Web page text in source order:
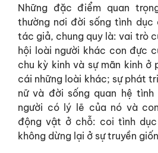
Những đặc điểm quan
thường nơi đời sống tình dục
tác giả, chung quy là: vai trò
hội loài người khác con đực
chu kỳ kinh và sự mãn kinh ở
cái những loài khác; sự phát
nữ và đời sống quan hệ
người có lý lẽ của nó và
động vật ở chỗ: coi tình
không dừng lại ở sự truyền